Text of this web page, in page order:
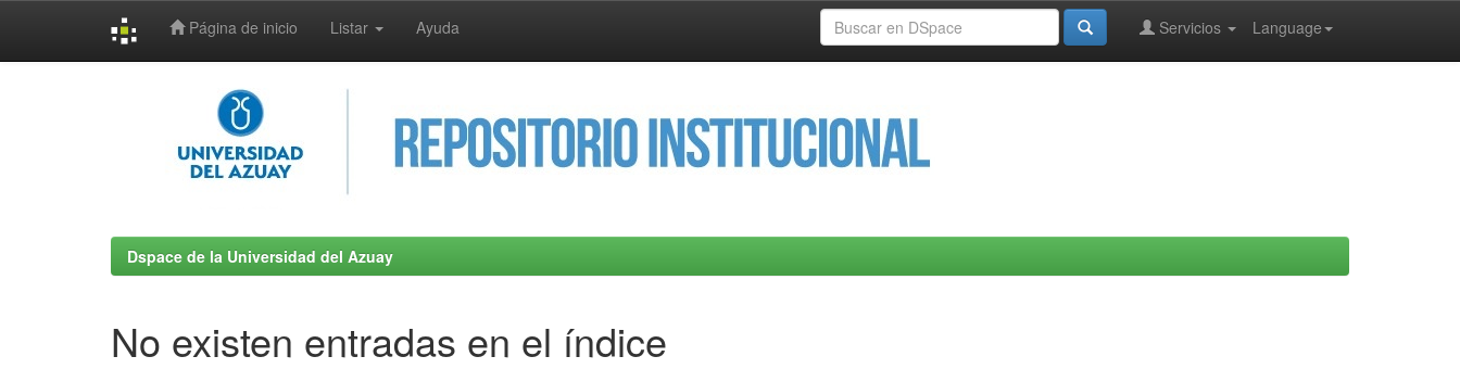
Página de inicio Listar Ayuda Language
Servicios
Dspace de la Universidad del Azuay
No existen entradas en el índice